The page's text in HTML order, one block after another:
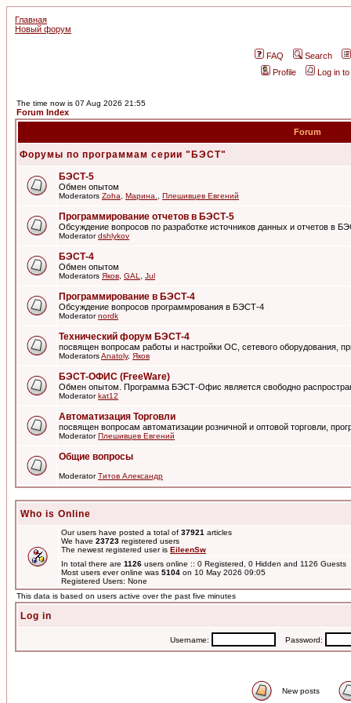
Главная
Новый форум
FAQ
Search
Profile
Log in
The time now is 07 Aug 2026 21:55
Forum Index
Forum
Форумы по программам серии "БЭСТ"
БЭСТ-5
Обмен опытом
Moderators Zoha Марина. Плешивцев Евгений
Программирование отчетов в БЭСТ-5
Обсуждение вопросов по разработке источников данных и отчетов в
Moderatordshlykov
БЭСТ-4
Обмен опытом
Moderators Яков GAL Jul
Программирование в БЭСТ-4
Обсуждение вопросов программрования в БЭСТ-4
Moderatornordk
Технический форум БЭСТ-4
посвящен вопросам работы и настройки ОС, сетевого оборудования,
ModeratorsAnatoly, Яков
БЭСТ-ОФИС (FreeWare)
Обмен опытом. Программа БЭСТ-Офис является свободно
Moderatorkat12
Автоматизация Торговли
посвящен вопросам автоматизации розничной и оптовой торговли,
ModeratorПлешивцев Евгений
Общие вопросы
ModeratorТитов Александр
Who is Online
Our users have posted a total of 37921 articles
We have 23723 registered users
The newest registered user is EileenSw
In total there are 1126 users online :: 0 Registered, 0 Hidden and 1126
Most users ever online was 5104 on 10 May 2026 09:05
Registered Users: None
This data is based on users active over the past five minutes
Log in
Username: Password:
New posts